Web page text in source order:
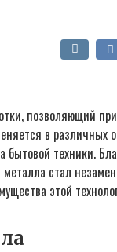
позволяющий
в различных
техники.
металла стал
этой